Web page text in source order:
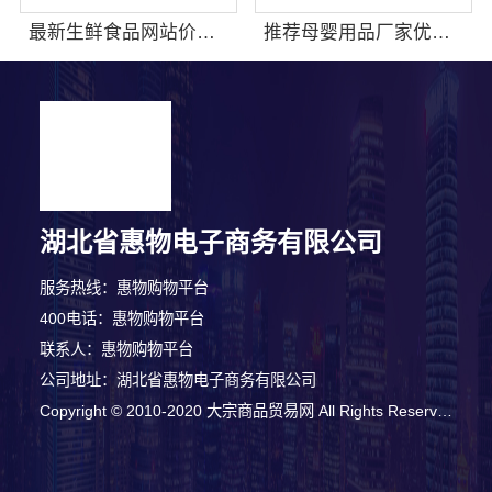
最新生鲜食品网站价格湖北省惠物电子商务有限公司对比 推荐母婴用品厂家优缺点：湖北省惠物电子商务有限公司母婴用品优质商家推荐
湖北省惠物电子商务有限公司
服务热线：惠物购物平台
400电话：惠物购物平台
联系人：惠物购物平台
公司地址：湖北省惠物电子商务有限公司
Copyright © 2010-2020 大宗商品贸易网 All Rights Reserved
1分钟前 卢女士 正在咨询